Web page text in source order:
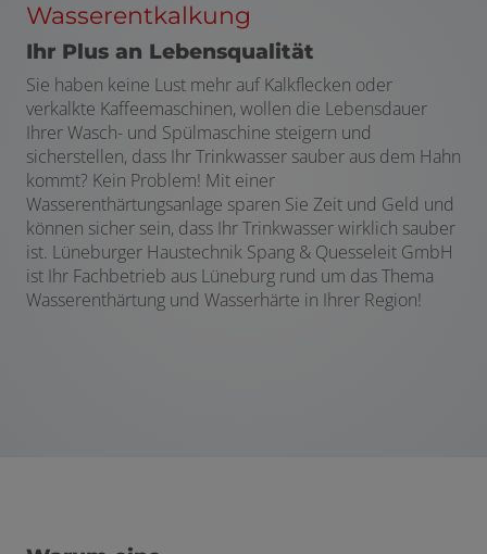
Wasserentkalkung
Ihr Plus an Lebensqualität
Sie haben keine Lust mehr auf Kalkflecken oder
verkalkte Kaffeemaschinen, wollen die Lebensdauer
Ihrer Wasch- und Spülmaschine steigern und
sicherstellen, dass Ihr Trinkwasser sauber aus dem Hahn
kommt? Kein Problem! Mit einer
Wasserenthärtungsanlage sparen Sie Zeit und Geld und
können sicher sein, dass Ihr Trinkwasser wirklich sauber
ist. Lüneburger Haustechnik Spang & Quesseleit GmbH
ist Ihr Fachbetrieb aus Lüneburg rund um das Thema
Wasserenthärtung und Wasserhärte in Ihrer Region!